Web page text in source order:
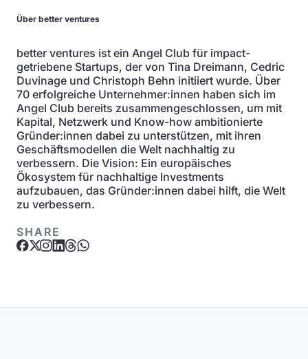
Über better ventures
better ventures ist ein Angel Club für impact-
getriebene Startups, der von Tina Dreimann, Cedric
Duvinage und Christoph Behn initiiert wurde. Über
70 erfolgreiche Unternehmer:innen haben sich im
Angel Club bereits zusammengeschlossen, um mit
Kapital, Netzwerk und Know-how ambitionierte
Gründer:innen dabei zu unterstützen, mit ihren
Geschäftsmodellen die Welt nachhaltig zu
verbessern. Die Vision: Ein europäisches
Ökosystem für nachhaltige Investments
aufzubauen, das Gründer:innen dabei hilft, die Welt
zu verbessern.
SHARE